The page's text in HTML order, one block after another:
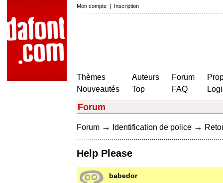
Mon compte | Inscription
Thèmes
Nouveautés
Auteurs
Top
Forum
FAQ
Forum
Forum → Identification de police →
Help Please
babedor